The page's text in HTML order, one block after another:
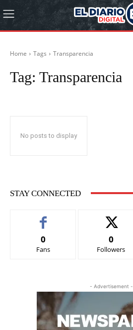
Home Tags Transparencia
Tag: Transparencia
No posts to display
STAY CONNECTED
0
Fans
0
Followers
- Advertisement -